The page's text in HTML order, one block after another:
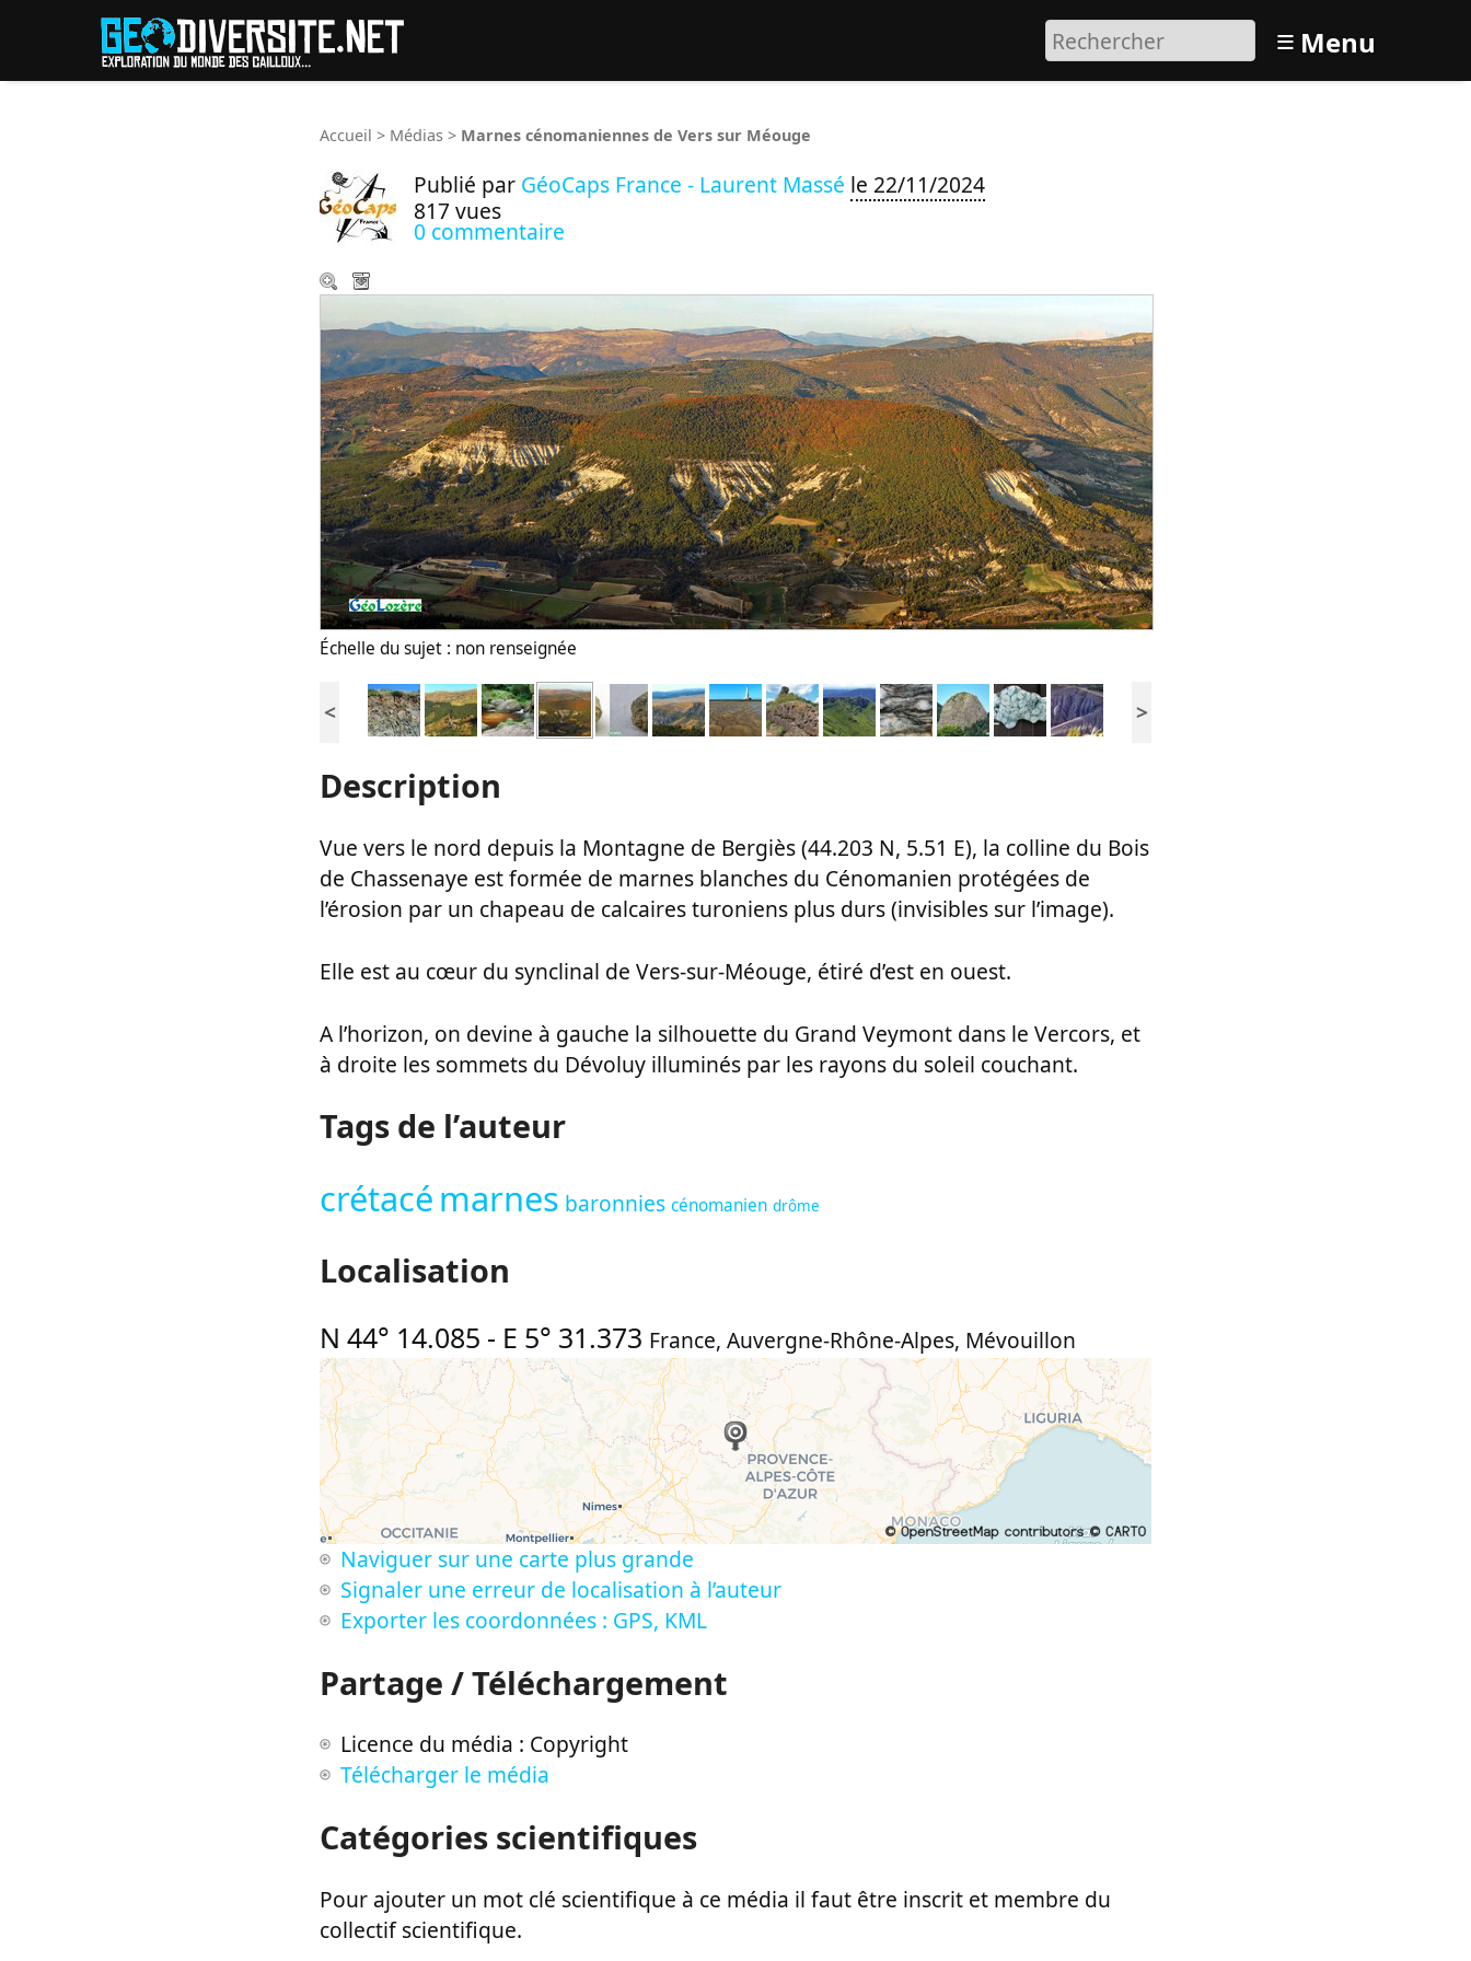
≡ Menu
Accueil > Médias > Marnes cénomaniennes de Vers sur Méouge
Publié par GéoCaps France - Laurent Massé le 22/11/2024
817 vues
0 commentaire
Échelle du sujet : non renseignée
< >
Description
Vue vers le nord depuis la Montagne de Bergiès (44.203 N, 5.51 E), la colline du Bois
de Chassenaye est formée de marnes blanches du Cénomanien protégées de
l’érosion par un chapeau de calcaires turoniens plus durs (invisibles sur l’image).
Elle est au cœur du synclinal de Vers-sur-Méouge, étiré d’est en ouest.
A l’horizon, on devine à gauche la silhouette du Grand Veymont dans le Vercors, et
à droite les sommets du Dévoluy illuminés par les rayons du soleil couchant.
Tags de l’auteur
crétacémarnes baronnies cénomanien drôme
Localisation
N 44° 14.085 - E 5° 31.373 France, Auvergne-Rhône-Alpes, Mévouillon
Naviguer sur une carte plus grande
Signaler une erreur de localisation à l’auteur
Exporter les coordonnées : GPS, KML
Partage / Téléchargement
Licence du média : Copyright
Télécharger le média
Catégories scientifiques
Pour ajouter un mot clé scientifique à ce média il faut être inscrit et membre du
collectif scientifique.